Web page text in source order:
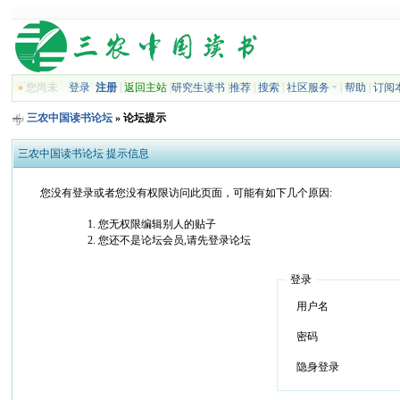
» 您尚未登录 注册 |返回主站 |研究生读书 |推荐 |搜索 |社区服务 |帮助 |订阅
三农中国读书论坛 » 论坛提示
三农中国读书论坛 提示信息
您没有登录或者您没有权限访问此页面，可能有如下几个原因:
您无权限编辑别人的贴子
您还不是论坛会员,请先登录论坛
登录
用户名
密码
隐身登录